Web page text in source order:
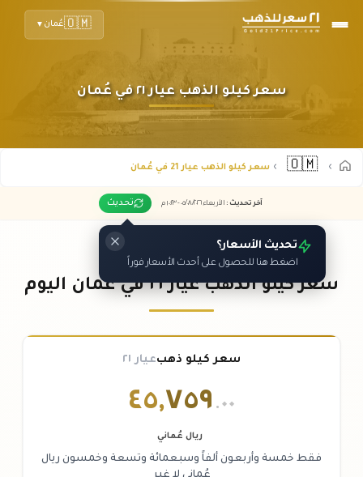
🇴🇲عُمان ▼
سعر كيلو الذهب عيار ٢١ في عُمان
🇴🇲 سعر كيلو الذهب عيار 21 في عُمان
آخر تحديث : الأربعاء ٠٥ /٠٨/٢٠٢٦ - ١٠:٢٣م تحديث
تحديث الأسعار؟
اضغط هنا للحصول على أحدث الأسعار فوراً
سعر كيلو الذهب عيار ٢١ في عُمان اليوم
سعر كيلو ذهبعيار ٢١
٤٥,٧٥٩ .٠٠
ريال عُماني
فقط خمسة وأربعون ألفاً وسبعمائة وتسعة وخمسون ريال